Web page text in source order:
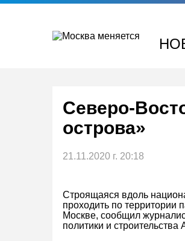
Перейти
острова»
21.11.2020 г. 20:18
Строящаяся вдоль
проходить по территории
Москве, сообщил
политики и